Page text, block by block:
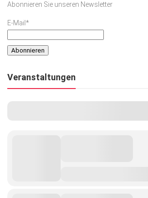
Abonnieren Sie unseren Newsletter
E-Mail*
Veranstaltungen